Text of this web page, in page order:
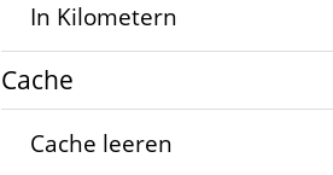
In Kilometern
Cache
Cache leeren